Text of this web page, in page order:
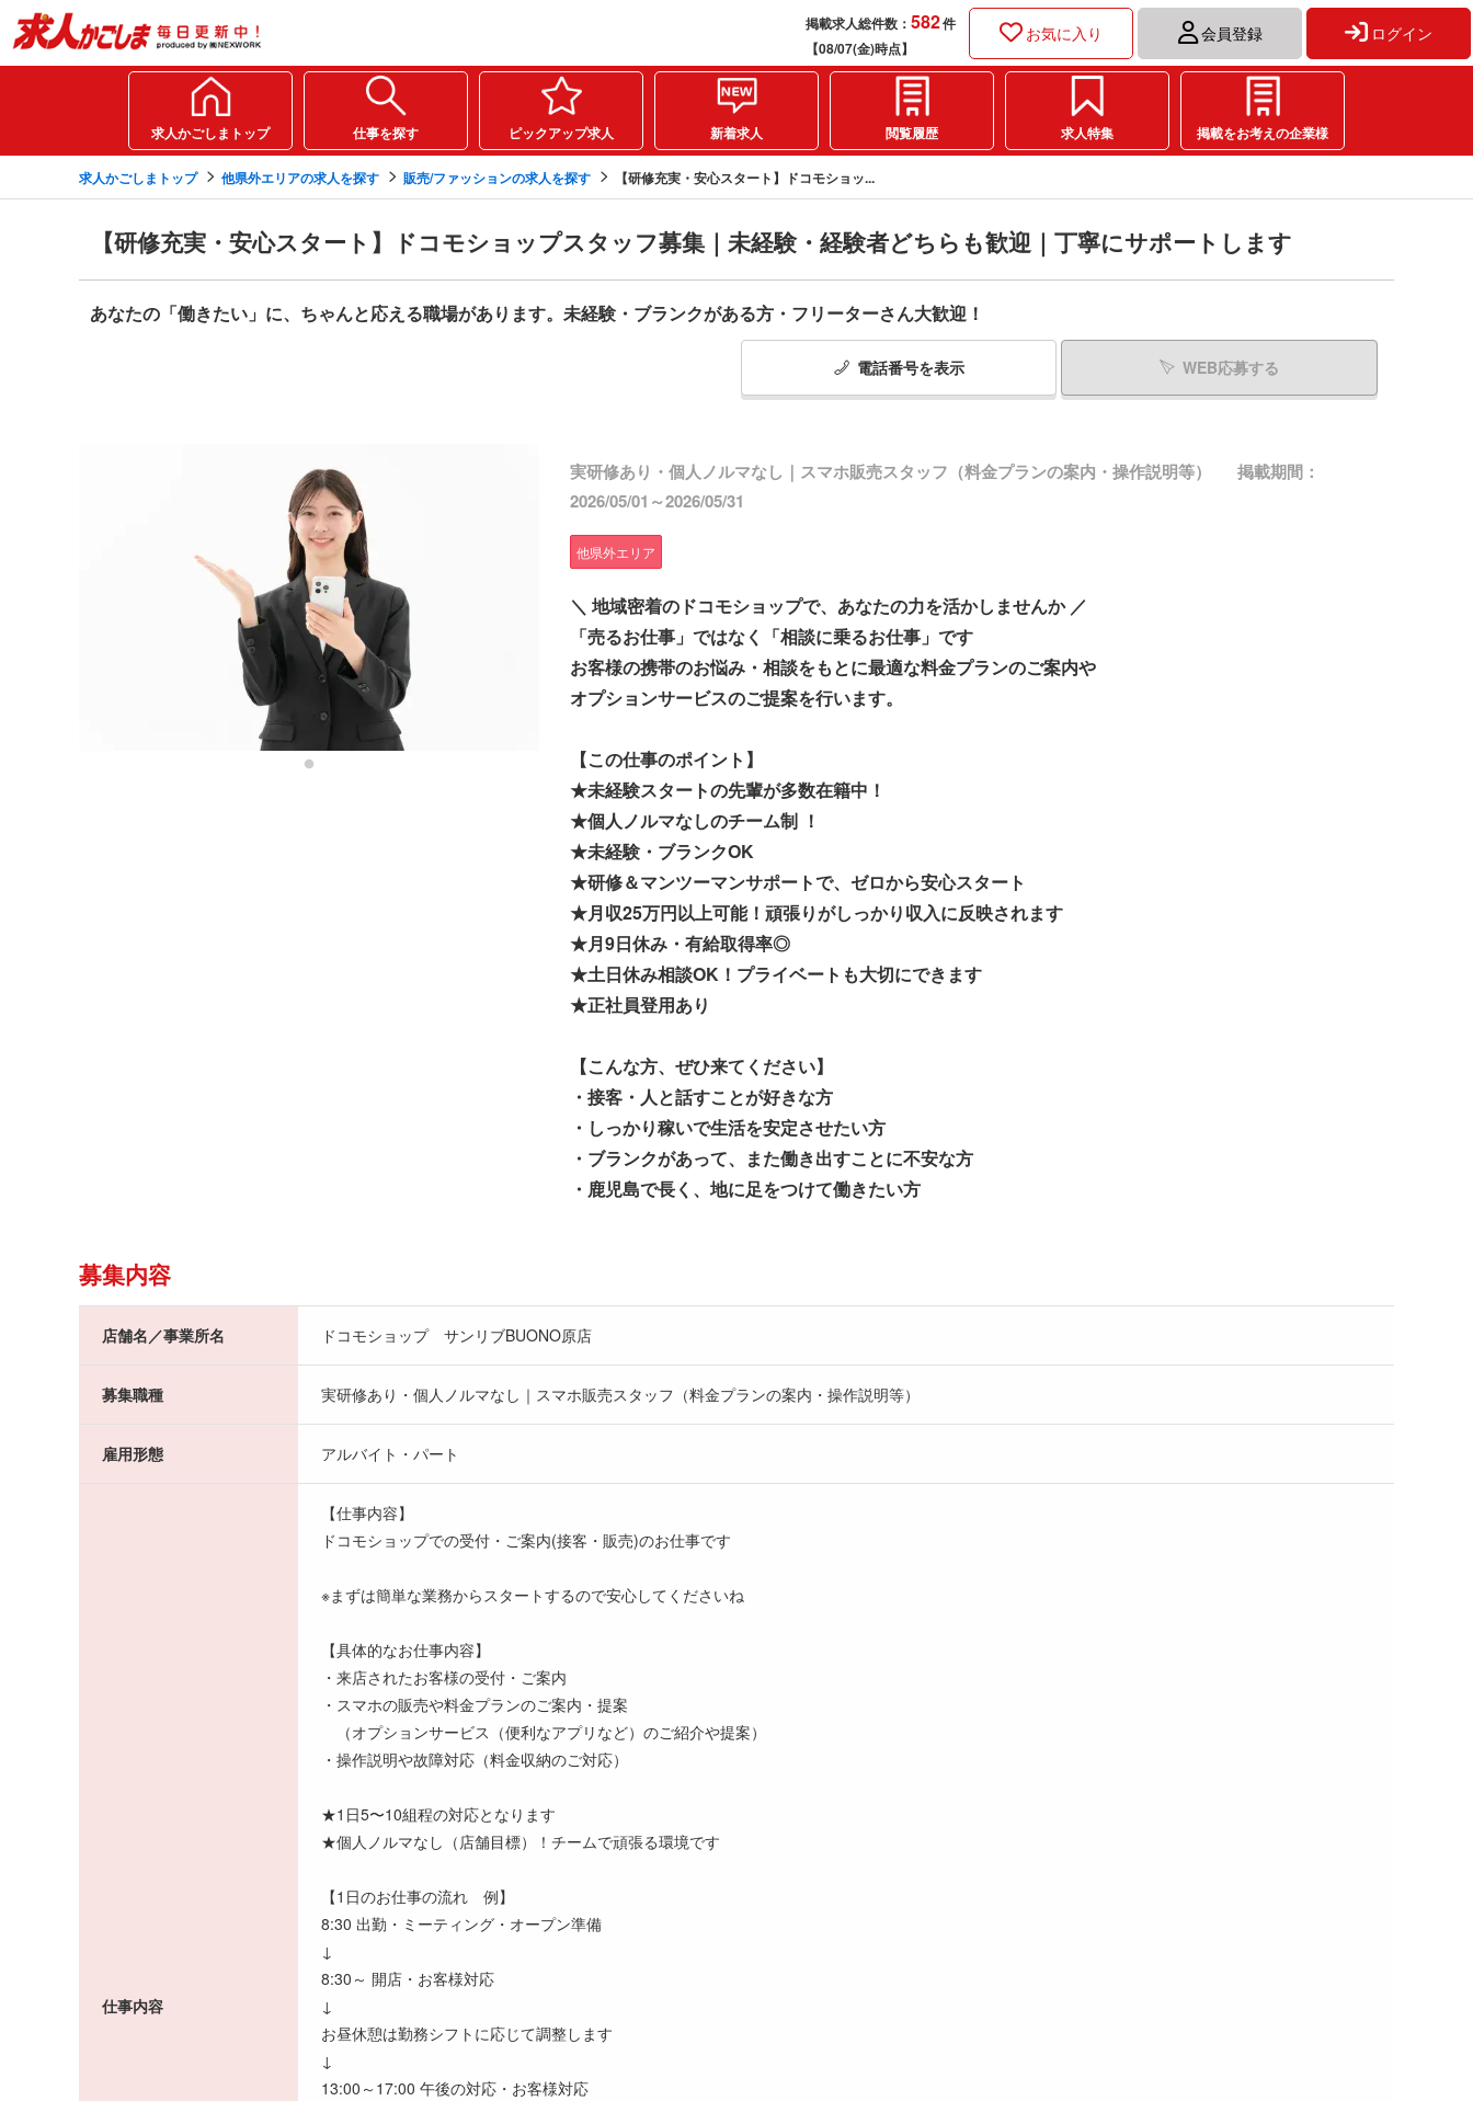
掲載求人総件数： 582件
【08/07(金)時点】
お気に入り 会員登録 ログイン
求人かごしまトップ 仕事を探す ピックアップ求人 新着求人 閲覧履歴 求人特集 掲載をお考えの企業様
求人かごしまトップ 他県外エリアの求人を探す 販売/ファッションの求人を探す 【研修充実・安心スタート】ドコモショッ...
【研修充実・安心スタート】ドコモショップスタッフ募集｜未経験・経験者どちらも歓迎｜丁寧にサポートします
あなたの「働きたい」に、ちゃんと応える職場があります。未経験・ブランクがある方・フリーターさん大歓迎！
電話番号を表示 WEB応募する
実研修あり・個人ノルマなし｜スマホ販売スタッフ（料金プランの案内・操作説明等）
掲載期間：
2026/05/01～2026/05/31
他県外エリア
＼ 地域密着のドコモショップで、あなたの力を活かしませんか ／
「売るお仕事」ではなく「相談に乗るお仕事」です
お客様の携帯のお悩み・相談をもとに最適な料金プランのご案内や
オプションサービスのご提案を行います。
【この仕事のポイント】
★未経験スタートの先輩が多数在籍中！
★個人ノルマなしのチーム制 ！
★未経験・ブランクOK
★研修＆マンツーマンサポートで、ゼロから安心スタート
★月収25万円以上可能！頑張りがしっかり収入に反映されます
★月9日休み・有給取得率◎
★土日休み相談OK！プライベートも大切にできます
★正社員登用あり
【こんな方、ぜひ来てください】
・接客・人と話すことが好きな方
・しっかり稼いで生活を安定させたい方
・ブランクがあって、また働き出すことに不安な方
・鹿児島で長く、地に足をつけて働きたい方
募集内容
店舗名／事業所名 ドコモショップ サンリブBUONO原店
募集職種 実研修あり・個人ノルマなし｜スマホ販売スタッフ（料金プランの案内・操作説明等）
雇用形態 アルバイト・パート
仕事内容
【仕事内容】
ドコモショップでの受付・ご案内(接客・販売)のお仕事です
※まずは簡単な業務からスタートするので安心してくださいね
【具体的なお仕事内容】
・来店されたお客様の受付・ご案内
・スマホの販売や料金プランのご案内・提案
（オプションサービス（便利なアプリなど）のご紹介や提案）
・操作説明や故障対応（料金収納のご対応）
★1日5〜10組程の対応となります
★個人ノルマなし（店舗目標）！チームで頑張る環境です
【1日のお仕事の流れ 例】
8:30 出勤・ミーティング・オープン準備
↓
8:30～ 開店・お客様対応
↓
お昼休憩は勤務シフトに応じて調整します
↓
13:00～17:00 午後の対応・お客様対応